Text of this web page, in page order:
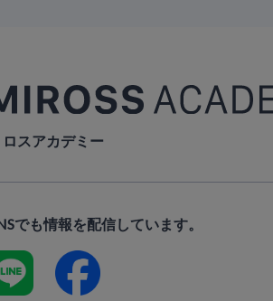
ロスアカデミー
でも情報を配信しています。